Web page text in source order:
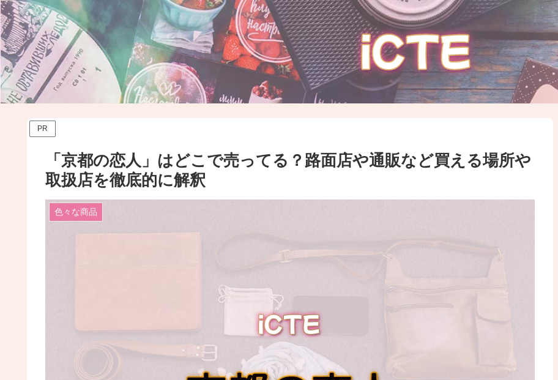
PR
「京都の恋人」はどこで売ってる？路面店や通販など買える場所や
取扱店を徹底的に解釈
色々な商品